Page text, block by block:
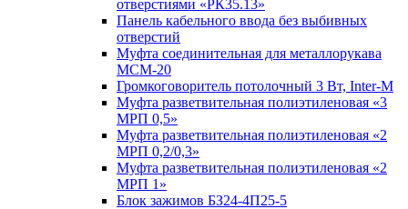
отверстиями «РК35.13»
Панель кабельного ввода без выбивных
отверстий
Муфта соединительная для металлорукава
МСМ-20
Громкоговоритель потолочный 3 Вт, Inter-M
Муфта разветвительная полиэтиленовая «3
МРП 0,5»
Муфта разветвительная полиэтиленовая «2
МРП 0,2/0,3»
Муфта разветвительная полиэтиленовая «2
МРП 1»
Блок зажимов БЗ24-4П25-5